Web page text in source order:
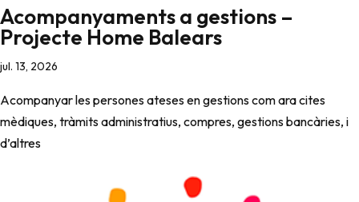
Acompanyaments a gestions –
Projecte Home Balears
jul. 13, 2026
Acompanyar les persones ateses en gestions com ara cites
mèdiques, tràmits administratius, compres, gestions bancàries, i
d’altres